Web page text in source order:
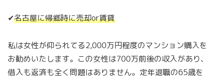
✔名古屋に帰郷時に売却or賃貸
私は女性が仰られてる2,000万円程度のマンション購入を
お勧めいたします。この女性は700万前後の収入があり、
借入も返済も全く問題はありません。定年退職の65歳を